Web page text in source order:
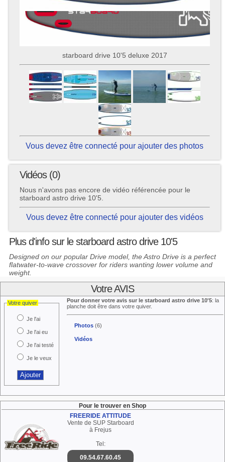
starboard drive 10'5 deluxe 2017
Vous devez être connecté pour ajouter des photos
Vidéos (0)
Nous n'avons pas encore de vidéo référencée pour le
starboard astro drive 10'5.
Vous devez être connecté pour ajouter des vidéos
Plus d'info sur le starboard astro drive 10'5
Designed on our popular Drive model, the Astro Drive is a perfect
flatwater-to-wave crossover for riders wanting lower volume and
weight.
Votre AVIS
Votre quiver
Je l'ai
Je l'ai eu
Je l'ai testé
Je le veux
Pour donner votre avis sur le starboard astro drive 10'5: la
planche doit être dans votre quiver.
Photos (6)
Vidéos
Pour le trouver en Shop
FREERIDE ATTITUDE
Vente de SUP Starboard
à Frejus
Tel:
09.54.67.60.45